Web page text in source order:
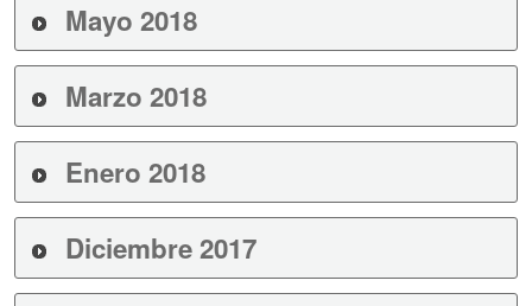
Mayo 2018
Marzo 2018
Enero 2018
Diciembre 2017